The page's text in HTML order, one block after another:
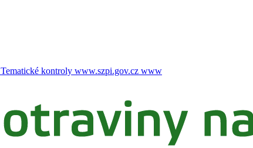
Tematické kontroly www.szpi.gov.cz www